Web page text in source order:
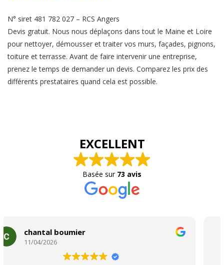
N° siret 481 782 027 – RCS Angers
Devis gratuit. Nous nous déplaçons dans tout le Maine et Loire
pour nettoyer, démousser et traiter vos murs, façades, pignons,
toiture et terrasse. Avant de faire intervenir une entreprise,
prenez le temps de demander un devis. Comparez les prix des
différents prestataires quand cela est possible.
EXCELLENT
Basée sur 73 avis
anne maugendre
01/04/2026